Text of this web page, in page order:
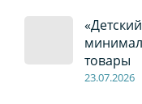
товары
23.07.2026